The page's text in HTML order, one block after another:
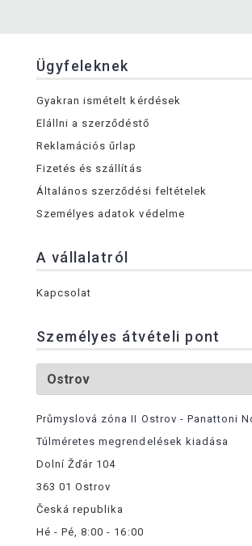
Ügyfeleknek
Gyakran ismételt kérdések
Elállni a szerződéstő
Reklamációs űrlap
Fizetés és szállítás
Általános szerződési feltételek
Személyes adatok védelme
A vállalatról
Kapcsolat
Személyes átvételi pont
Průmyslová zóna II Ostrov - Panattoni
Túlméretes megrendelések kiadása
Dolní Žďár 104
363 01 Ostrov
Česká republika
Hé - Pé, 8:00 - 16:00